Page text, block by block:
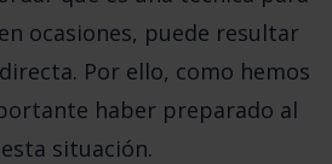
ocasiones, puede resultar
Por ello, como hemos
haber preparado al
situación.